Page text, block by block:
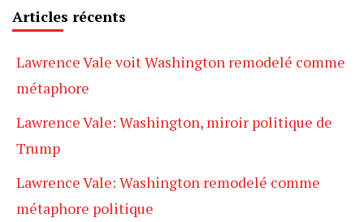
Articles récents
Lawrence Vale voit Washington remodelé comme
métaphore
Lawrence Vale: Washington, miroir politique de
Trump
Lawrence Vale: Washington remodelé comme
métaphore politique